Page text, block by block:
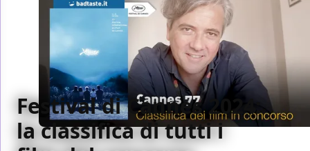
Festival di Cannes 2024:
la classifica di tutti i